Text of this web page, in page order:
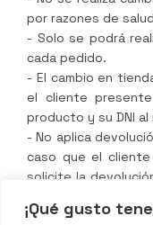
¡Qué gusto
por razones de
- Solo se podrá
cada pedido.
- El cambio en
el cliente
producto y su DNI
- No aplica
caso que el
solicite la
producto y su